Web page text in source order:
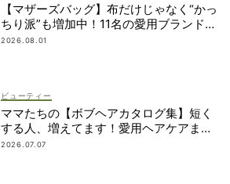
【マザーズバッグ】布だけじゃなく“かっ
ちり派”も増加中！11名の愛用ブランド
は？
2026.08.01
ビューティー
ママたちの【ボブヘアカタログ集】短く
する人、増えてます！愛用ヘアケアまで
全部見せ
2026.07.07